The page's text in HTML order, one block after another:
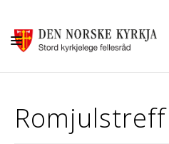
GUDSTENESTER
Romjulstreff